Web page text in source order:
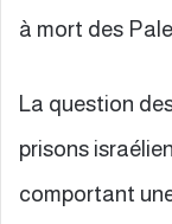
à mort des
La question
prisons
comportant